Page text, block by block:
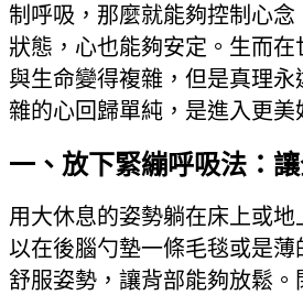
制呼吸，那麼就能夠控制心念
狀態，心也能夠安定。生而
與生命變得複雜，但是真理
雜的心回歸單純，是進入更美
一、放下緊繃呼吸法：
用大休息的姿勢躺在床上或
以在後腦勺墊一條毛毯或是薄
舒服姿勢，讓背部能夠放鬆